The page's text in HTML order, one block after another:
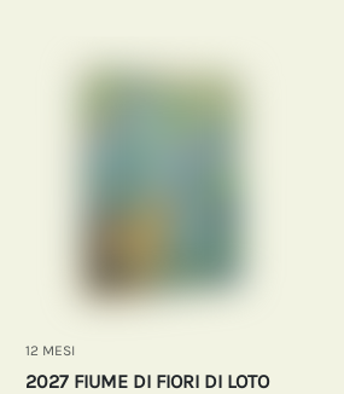
12 MESI
2027 FIUME DI FIORI DI LOTO